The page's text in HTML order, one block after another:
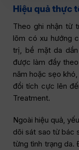
Hiệu quả thực
Theo ghi nhận từ
lõm có xu hướng
trị, bề mặt da
được làm đầy
năm hoặc sẹo
đổi tích cực lên
Treatment.
Ngoài hiệu quả,
dõi sát sao từ bác
từng tình trạng da.